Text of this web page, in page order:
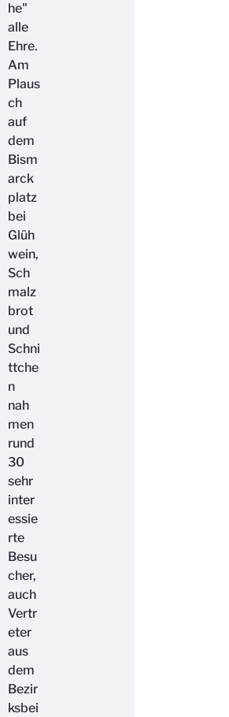
he"
alle
Ehre.
Am
Plaus
ch
auf
dem
Bism
arck
platz
bei
Glüh
wein,
Sch
malz
brot
und
Schni
ttche
n
nah
men
rund
30
sehr
inter
essie
rte
Besu
cher,
auch
Vertr
eter
aus
dem
Bezir
ksbei